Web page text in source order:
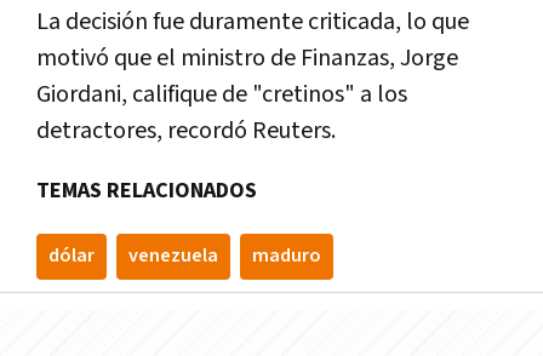
La decisión fue duramente criticada, lo que
motivó que el ministro de Finanzas, Jorge
Giordani, califique de "cretinos" a los
detractores, recordó Reuters.
TEMAS RELACIONADOS
dólar venezuela maduro